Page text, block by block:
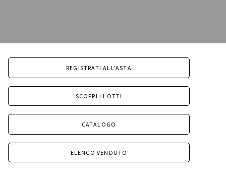
REGISTRATI ALL'ASTA
SCOPRI I LOTTI
CATALOGO
ELENCO VENDUTO